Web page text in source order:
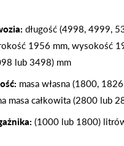
długość (4998, 4999,
1956 mm, wysokość
lub 3498) mm
masa własna (1800,
masa całkowita (2800 lub
(1000 lub 1800)